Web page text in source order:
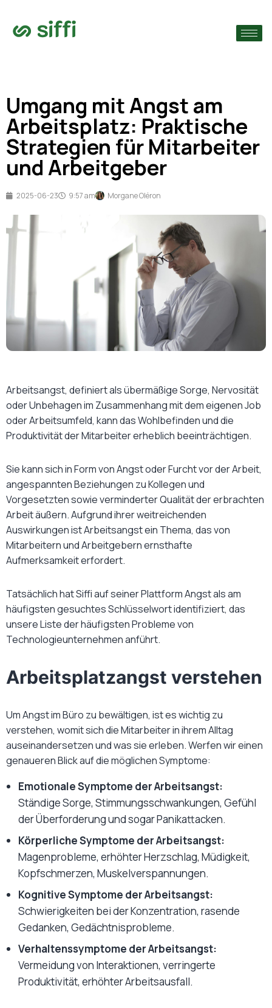
›
Umgang mit Angst am
Arbeitsplatz: Praktische
Strategien für Mitarbeiter
und Arbeitgeber
2025-06-23 9:57 am Morgane Oléron
Arbeitsangst, definiert als übermäßige Sorge, Nervosität
oder Unbehagen im Zusammenhang mit dem eigenen Job
oder Arbeitsumfeld, kann das Wohlbefinden und die
Produktivität der Mitarbeiter erheblich beeinträchtigen.
Sie kann sich in Form von Angst oder Furcht vor der Arbeit,
angespannten Beziehungen zu Kollegen und
Vorgesetzten sowie verminderter Qualität der erbrachten
Arbeit äußern. Aufgrund ihrer weitreichenden
Auswirkungen ist Arbeitsangst ein Thema, das von
Mitarbeitern und Arbeitgebern ernsthafte
Aufmerksamkeit erfordert.
Tatsächlich hat Siffi auf seiner Plattform Angst als am
häufigsten gesuchtes Schlüsselwort identifiziert, das
unsere Liste der häufigsten Probleme von
Technologieunternehmen anführt.
Arbeitsplatzangst verstehen
Um Angst im Büro zu bewältigen, ist es wichtig zu
verstehen, womit sich die Mitarbeiter in ihrem Alltag
auseinandersetzen und was sie erleben. Werfen wir einen
genaueren Blick auf die möglichen Symptome:
Emotionale Symptome der Arbeitsangst:
Ständige Sorge, Stimmungsschwankungen, Gefühl
der Überforderung und sogar Panikattacken.
Körperliche Symptome der Arbeitsangst:
Magenprobleme, erhöhter Herzschlag, Müdigkeit,
Kopfschmerzen, Muskelverspannungen.
Kognitive Symptome der Arbeitsangst:
Schwierigkeiten bei der Konzentration, rasende
Gedanken, Gedächtnisprobleme.
Verhaltenssymptome der Arbeitsangst:
Vermeidung von Interaktionen, verringerte
Produktivität, erhöhter Arbeitsausfall.